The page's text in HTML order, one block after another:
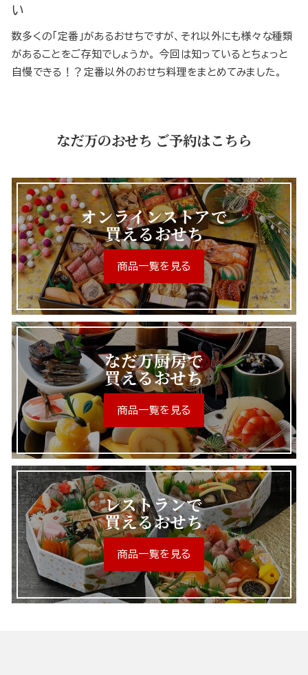
い
数多くの「定番」があるおせちですが、それ以外にも様々な種類
があることをご存知でしょうか。 今回は知っているとちょっと
自慢できる！？定番以外のおせち料理をまとめてみました。
なだ万のおせち ご予約はこちら
オンラインストアで
買えるおせち
商品一覧を見る
なだ万厨房で
買えるおせち
商品一覧を見る
レストランで
買えるおせち
商品一覧を見る